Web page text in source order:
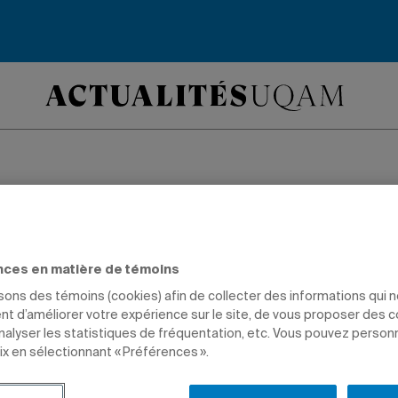
le cancer
et traitement du cancer
en matière de témoins
des témoins (cookies) afin de collecter des informations qui
d’améliorer votre expérience sur le site, de vous proposer des
les statistiques de fréquentation, etc. Vous pouvez
en sélectionnant « Préférences ».